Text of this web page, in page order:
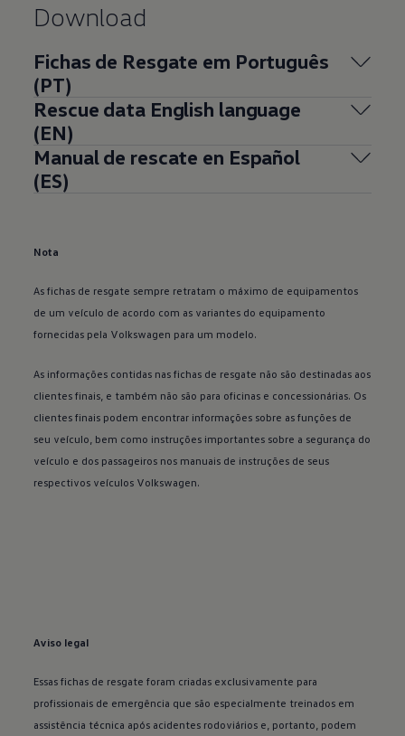
Download
Fichas de Resgate em Português
(PT)
Rescue data English language
(EN)
Manual de rescate en Español
(ES)
Nota
As fichas de resgate sempre retratam o máximo de equipamentos
de um veículo de acordo com as variantes do equipamento
fornecidas pela Volkswagen para um modelo.
As informações contidas nas fichas de resgate não são destinadas aos
clientes finais, e também não são para oficinas e concessionárias. Os
clientes finais podem encontrar informações sobre as funções de
seu veículo, bem como instruções importantes sobre a segurança do
veículo e dos passageiros nos manuais de instruções de seus
respectivos veículos Volkswagen.
Aviso legal
Essas fichas de resgate foram criadas exclusivamente para
profissionais de emergência que são especialmente treinados em
assistência técnica após acidentes rodoviários e, portanto, podem